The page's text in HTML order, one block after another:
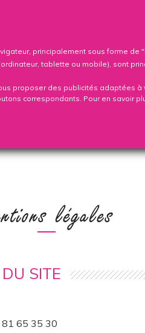
légales
SITE
81 65 35 30
principalement sous forme de
tablette ou mobile), sont
proposer des publicités adaptées à
correspondants. Pour en savoir